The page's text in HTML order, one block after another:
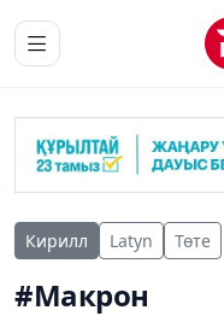
Кирилл Latyn Төте
#Макрон